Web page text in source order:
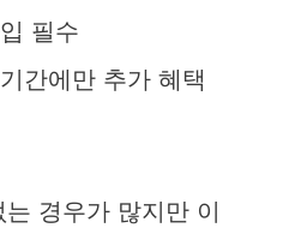
필수
간에만 추가 혜택
경우가 많지만 이